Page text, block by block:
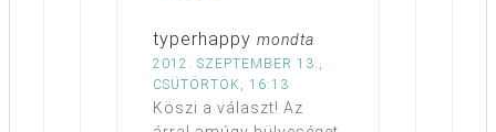
typerhappy mondta
2012. SZEPTEMBER 13.,
CSÜTÖRTÖK, 16:13
Köszi a választ! Az